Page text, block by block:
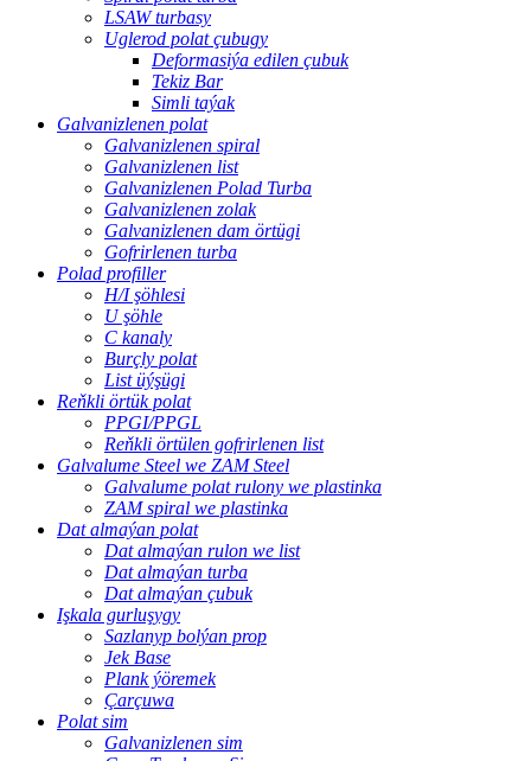
LSAW turbasy
Uglerod polat çubugy
Deformasiýa edilen çubuk
Tekiz Bar
Simli taýak
Galvanizlenen polat
Galvanizlenen spiral
Galvanizlenen list
Galvanizlenen Polad Turba
Galvanizlenen zolak
Galvanizlenen dam örtügi
Gofrirlenen turba
Polad profiller
H/I şöhlesi
U şöhle
C kanaly
Burçly polat
List üýşügi
Reňkli örtük polat
PPGI/PPGL
Reňkli örtülen gofrirlenen list
Galvalume Steel we ZAM Steel
Galvalume polat rulony we plastinka
ZAM spiral we plastinka
Dat almaýan polat
Dat almaýan rulon we list
Dat almaýan turba
Dat almaýan çubuk
Işkala gurluşygy
Sazlanyp bolýan prop
Jek Base
Plank ýöremek
Çarçuwa
Polat sim
Galvanizlenen sim